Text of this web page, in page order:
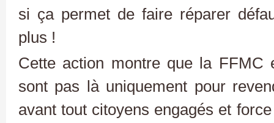
si ça permet de faire réparer
plus !
Cette action montre que la FFMC
sont pas là uniquement pour
avant tout citoyens engagés et